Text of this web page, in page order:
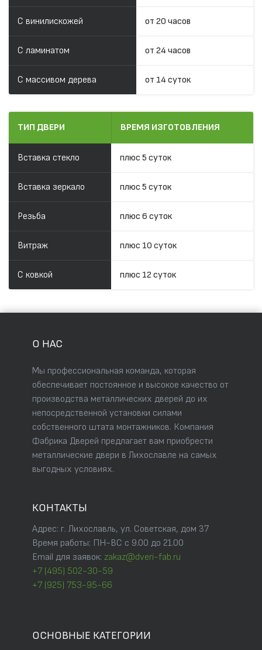
С винилискожей от 20 часов
С ламинатом от 24 часов
С массивом дерева от 14 суток
ТИП ДВЕРИ ВРЕМЯ ИЗГОТОВЛЕНИЯ
Вставка стекло плюс 5 суток
Вставка зеркало плюс 5 суток
Резьба плюс 6 суток
Витраж плюс 10 суток
С ковкой плюс 12 суток
О НАС
Мы профессиональная команда, которая
обеспечивает постоянное и высокое качество от
производства металлических дверей до их
непосредственной установки силами
собственного штата монтажников. Компания
Фабрика Дверей предлагает вам приобрести
металлические двери в Лихославле на самых
выгодных условиях.
КОНТАКТЫ
Адрес: г. Лихославль, ул. Советская, дом 37
Время работы: ПН-ВС с 9.00 до 21.00
Email для заявок: zakaz@dveri-fab.ru
+7 (495) 502-30-59
+7 (925) 753-95-66
ОСНОВНЫЕ КАТЕГОРИИ